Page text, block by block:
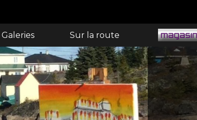
Galeries Sur la route